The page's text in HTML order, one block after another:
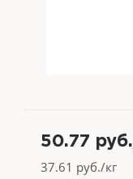
50.77 руб.
37.61 руб./кг